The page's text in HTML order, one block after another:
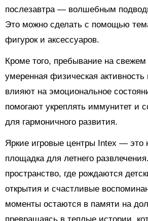
послезавтра — волшебным
Это можно сделать с помощью
фигурок и аксессуаров.
Кроме того, пребывание на свежем
умеренная физическая активность
влияют на эмоциональное
помогают укреплять иммунитет и
для гармоничного развития.
Яркие игровые центры Intex — это
площадка для летнего
пространство, где рождаются
открытия и счастливые
моменты остаются в памяти на